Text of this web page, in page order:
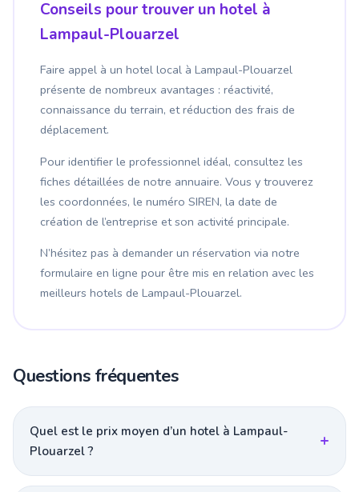
Conseils pour trouver un hotel à
Lampaul-Plouarzel
Faire appel à un hotel local à Lampaul-Plouarzel
présente de nombreux avantages : réactivité,
connaissance du terrain, et réduction des frais de
déplacement.
Pour identifier le professionnel idéal, consultez les
fiches détaillées de notre annuaire. Vous y trouverez
les coordonnées, le numéro SIREN, la date de
création de l’entreprise et son activité principale.
N’hésitez pas à demander un réservation via notre
formulaire en ligne pour être mis en relation avec les
meilleurs hotels de Lampaul-Plouarzel.
Questions fréquentes
Quel est le prix moyen d’un hotel à Lampaul-
Plouarzel ?